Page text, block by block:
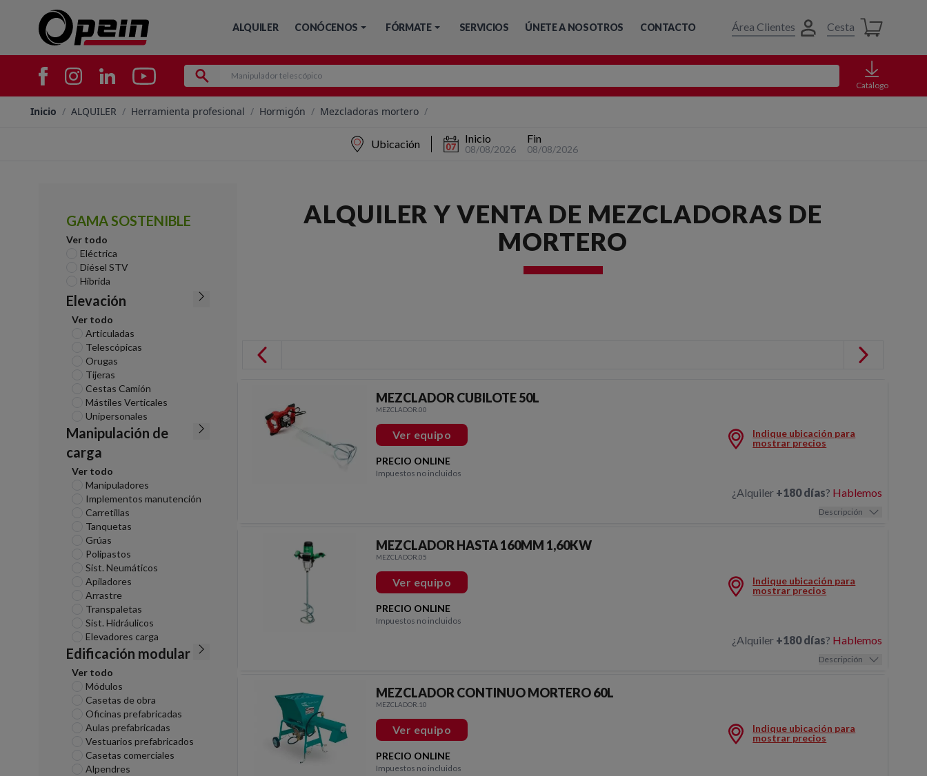
ALQUILER CONÓCENOS FÓRMATE SERVICIOS ÚNETE A NOSOTROS CONTACTO Área Clientes Cesta
Catálogo
Inicio / ALQUILER / Herramienta profesional / Hormigón / Mezcladoras mortero /
Ubicación Inicio
08/08/2026
Fin
08/08/2026
GAMA SOSTENIBLE
Ver todo
Eléctrica
Diésel STV
Híbrida
Elevación
Ver todo
Articuladas
Telescópicas
Orugas
Tijeras
Cestas Camión
Mástiles Verticales
Unipersonales
Manipulación de
carga
Ver todo
Manipuladores
Implementos manutención
Carretillas
Tanquetas
Grúas
Polipastos
Sist. Neumáticos
Apiladores
Arrastre
Transpaletas
Sist. Hidráulicos
Elevadores carga
Edificación modular
Ver todo
Módulos
Casetas de obra
Oficinas prefabricadas
Aulas prefabricadas
Vestuarios prefabricados
Casetas comerciales
Alpendres
ALQUILER Y VENTA DE MEZCLADORAS DE
MORTERO
MEZCLADOR CUBILOTE 50L
MEZCLADOR.00
Ver equipo
PRECIO ONLINE
Impuestos no incluidos
MEZCLADOR CUBILOTE 50L
Indique ubicación para
mostrar precios
¿Alquiler +180 días? Hablemos
Descripción
MEZCLADOR HASTA 160MM 1,60KW
MEZCLADOR.05
Ver equipo
PRECIO ONLINE
Impuestos no incluidos
MEZCLADOR HASTA 160MM 1,60KW
Indique ubicación para
mostrar precios
¿Alquiler +180 días? Hablemos
Descripción
MEZCLADOR CONTINUO MORTERO 60L
MEZCLADOR.10
Ver equipo
PRECIO ONLINE
Impuestos no incluidos
MEZCLADOR CONTINUO MORTERO
Indique ubicación para
mostrar precios